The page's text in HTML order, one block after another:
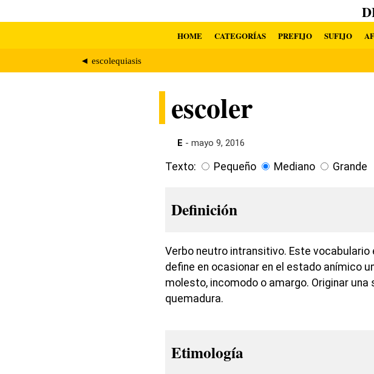
HOME CATEGORÍAS PREFIJO SUFIJO
◄ escolequiasis
escoler
E - mayo 9, 2016
Texto: Pequeño Mediano Grande
Definición
Verbo neutro intransitivo. Este
define en ocasionar en el estado anímico
molesto, incomodo o amargo. Originar
quemadura.
Etimología